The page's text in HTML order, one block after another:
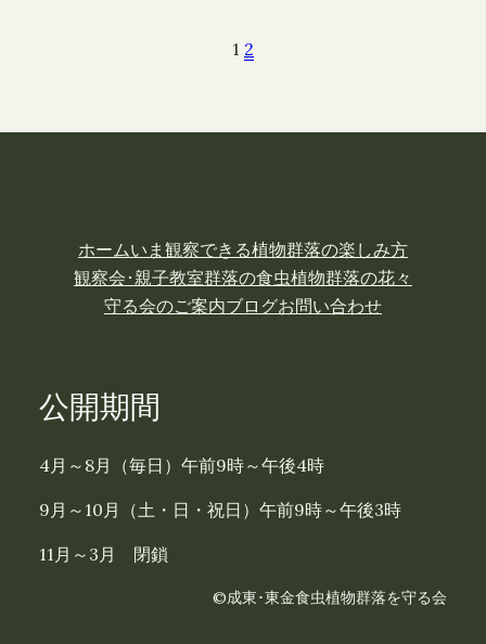
1 2
ホームいま観察できる植物群落の楽しみ方
観察会･親子教室群落の食虫植物群落の花々
守る会のご案内ブログお問い合わせ
公開期間
4月～8月（毎日）午前9時～午後4時
9月～10月（土・日・祝日）午前9時～午後3時
11月～3月 閉鎖
©成東･東金食虫植物群落を守る会